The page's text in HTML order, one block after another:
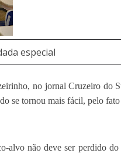
especial
no jornal Cruzeiro do
se tornou mais fácil, pelo
alvo não deve ser perdido